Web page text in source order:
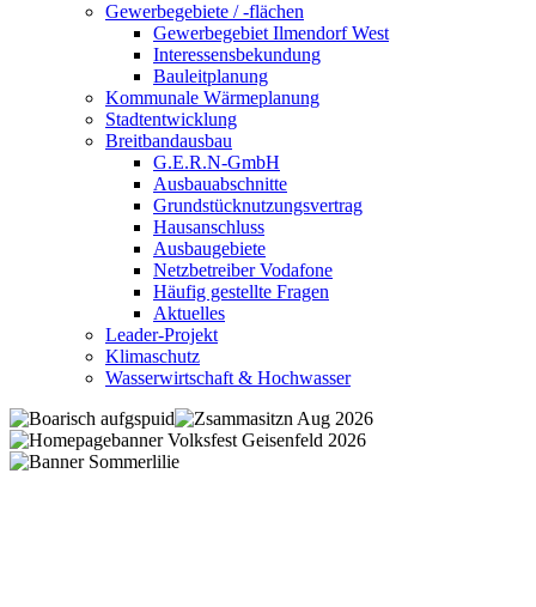
Gewerbegebiete / -flächen
Gewerbegebiet Ilmendorf West
Interessensbekundung
Bauleitplanung
Kommunale Wärmeplanung
Stadtentwicklung
Breitbandausbau
G.E.R.N-GmbH
Ausbauabschnitte
Grundstücknutzungsvertrag
Hausanschluss
Ausbaugebiete
Netzbetreiber Vodafone
Häufig gestellte Fragen
Aktuelles
Leader-Projekt
Klimaschutz
Wasserwirtschaft & Hochwasser